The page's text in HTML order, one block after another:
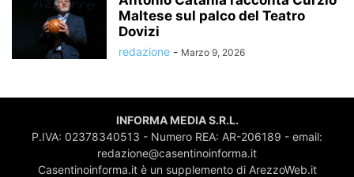
Maltese sul palco del Teatro
Dovizi
redazione - Marzo 9, 2026
INFORMA MEDIA S.R.L.
P.IVA: 02378340513 - Numero REA: AR-206189 - email:
redazione@casentinoinforma.it
Casentinoinforma.it è un supplemento di ArezzoWeb.it